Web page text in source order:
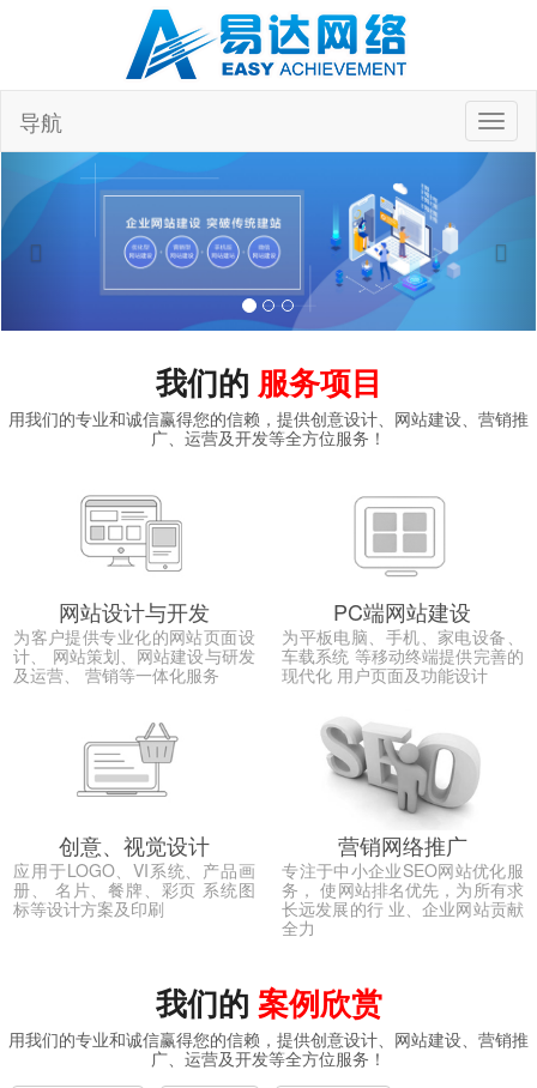
导航
我们的 服务项目
用我们的专业和诚信赢得您的信赖，提供创意设计、网站建设、营销推
广、运营及开发等全方位服务！
网站设计与开发
为客户提供专业化的网站页面设
计、 网站策划、网站建设与研发
及运营、 营销等一体化服务
PC端网站建设
为平板电脑、手机、家电设备、
车载系统 等移动终端提供完善的
现代化 用户页面及功能设计
创意、视觉设计
应用于LOGO、VI系统、产品画
册、 名片、餐牌、彩页 系统图
标等设计方案及印刷
营销网络推广
专注于中小企业SEO网站优化服
务， 使网站排名优先，为所有求
长远发展的行 业、企业网站贡献
全力
我们的 案例欣赏
用我们的专业和诚信赢得您的信赖，提供创意设计、网站建设、营销推
广、运营及开发等全方位服务！